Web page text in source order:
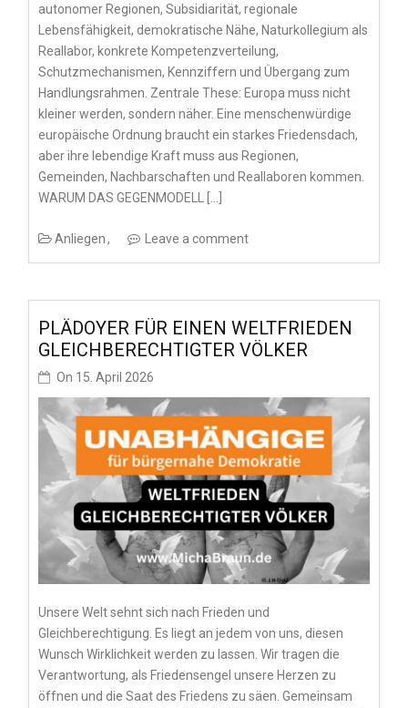
autonomer Regionen, Subsidiarität, regionale
Lebensfähigkeit, demokratische Nähe, Naturkollegium als
Reallabor, konkrete Kompetenzverteilung,
Schutzmechanismen, Kennziffern und Übergang zum
Handlungsrahmen. Zentrale These: Europa muss nicht
kleiner werden, sondern näher. Eine menschenwürdige
europäische Ordnung braucht ein starkes Friedensdach,
aber ihre lebendige Kraft muss aus Regionen,
Gemeinden, Nachbarschaften und Reallaboren kommen.
WARUM DAS GEGENMODELL […]
Anliegen Leave a comment
PLÄDOYER FÜR EINEN WELTFRIEDEN
GLEICHBERECHTIGTER VÖLKER
On 15. April 2026
Unsere Welt sehnt sich nach Frieden und
Gleichberechtigung. Es liegt an jedem von uns, diesen
Wunsch Wirklichkeit werden zu lassen. Wir tragen die
Verantwortung, als Friedensengel unsere Herzen zu
öffnen und die Saat des Friedens zu säen. Gemeinsam